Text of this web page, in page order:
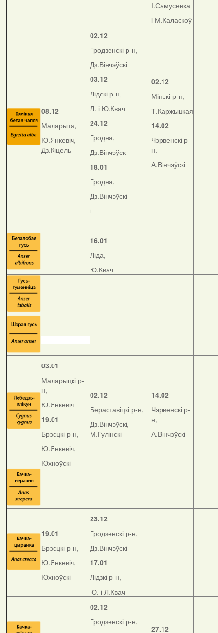
І.Самусенка
і М.Каласкоў
08.12
Маларыта,
Ю.Янкевіч,
Дз.Кіцель
02.12
Гродзенскі р-н,
Дз.Вінчэўскі
03.12
Лідскі р-н,
Л. і Ю.Квач
24.12
Гродна,
Дз.Вінчэўск
18.01
Гродна,
Дз.Вінчэўскі
і
02.12
Мінскі р-н,
Т.Каржыцкая
14.02
Чэрвенскі р-
н,
А.Вінчэўскі
16.01
Ліда,
Ю.Квач
03.01
Маларыцкі р-
н,
Ю.Янкевіч
19.01
Брэсцкі р-н,
Ю.Янкевіч,
Юхноўскі
02.12
Бераставіцкі р-н,
Дз.Вінчэўскі,
М.Гулінскі
14.02
Чэрвенскі р-
н,
А.Вінчэўскі
19.01
Брэсцкі р-н,
Ю.Янкевіч,
Юхноўскі
23.12
Гродзенскі р-н,
Дз.Вінчэўскі
17.01
Лідзкі р-н,
Ю. і Л.Квач
02.12
Гродзенскі р-н,
27.12